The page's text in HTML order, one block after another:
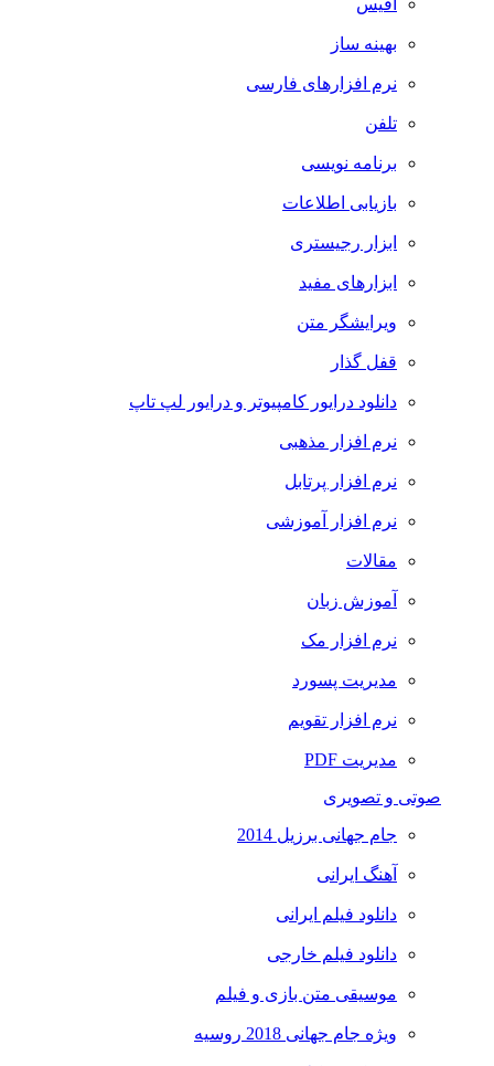
آفیس
بهینه ساز
نرم افزارهای فارسی
تلفن
برنامه نویسی
بازیابی اطلاعات
ابزار رجیستری
ابزارهای مفید
ویرایشگر متن
قفل گذار
دانلود درایور کامپیوتر و درایور لپ تاپ
نرم افزار مذهبی
نرم افزار پرتابل
نرم افزار آموزشی
مقالات
آموزش زبان
نرم افزار مک
مدیریت پسورد
نرم افزار تقویم
مدیریت PDF
صوتی و تصویری
جام جهانی برزیل 2014
آهنگ ایرانی
دانلود فیلم ایرانی
دانلود فیلم خارجی
موسیقی متن بازی و فیلم
ویژه جام جهانی 2018 روسیه